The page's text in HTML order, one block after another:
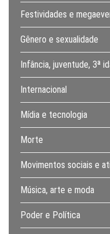
Festividades e
Gênero e sexualidade
Infância, juventude, 3ª
Internacional
Mídia e tecnologia
Morte
Movimentos sociais e
Música, arte e moda
Poder e Política